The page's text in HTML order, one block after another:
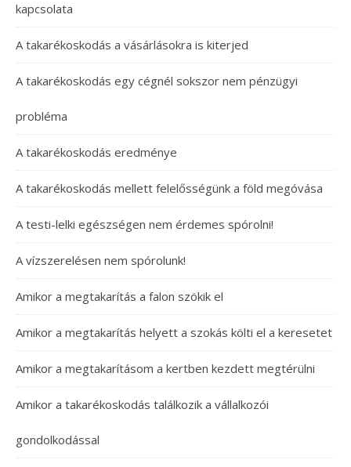
kapcsolata
A takarékoskodás a vásárlásokra is kiterjed
A takarékoskodás egy cégnél sokszor nem pénzügyi
probléma
A takarékoskodás eredménye
A takarékoskodás mellett felelősségünk a föld megóvása
A testi-lelki egészségen nem érdemes spórolni!
A vízszerelésen nem spórolunk!
Amikor a megtakarítás a falon szökik el
Amikor a megtakarítás helyett a szokás költi el a keresetet
Amikor a megtakarításom a kertben kezdett megtérülni
Amikor a takarékoskodás találkozik a vállalkozói
gondolkodással